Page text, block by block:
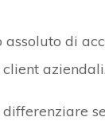
di
aziendali.